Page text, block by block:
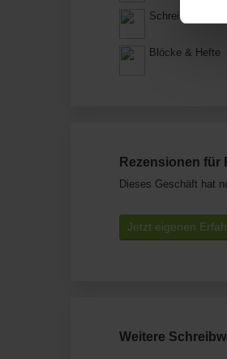
Schreibwaren
Blöcke & Hefte
Rezensionen
Dieses Geschäft hat
Jetzt eigenen
Weitere